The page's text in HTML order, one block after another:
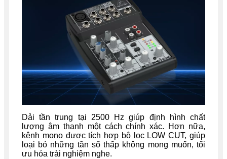
Dải tần trung tại 2500 Hz giúp định hình chất
lượng âm thanh một cách chính xác. Hơn nữa,
kênh mono được tích hợp bộ lọc LOW CUT, giúp
loại bỏ những tần số thấp không mong muốn, tối
ưu hóa trải nghiệm nghe.